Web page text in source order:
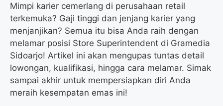
Mimpi karier cemerlang di perusahaan retail
terkemuka? Gaji tinggi dan jenjang karier yang
menjanjikan? Semua itu bisa Anda raih dengan
melamar posisi Store Superintendent di Gramedia
Sidoarjo! Artikel ini akan mengupas tuntas detail
lowongan, kualifikasi, hingga cara melamar. Simak
sampai akhir untuk mempersiapkan diri Anda
meraih kesempatan emas ini!